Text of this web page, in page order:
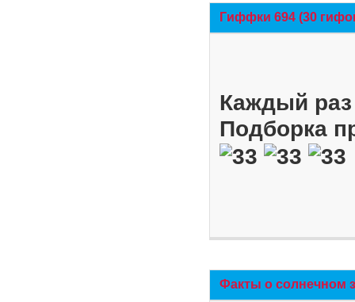
Гиффки 694 (30
Каждый
Подборка
Факты о солнечном